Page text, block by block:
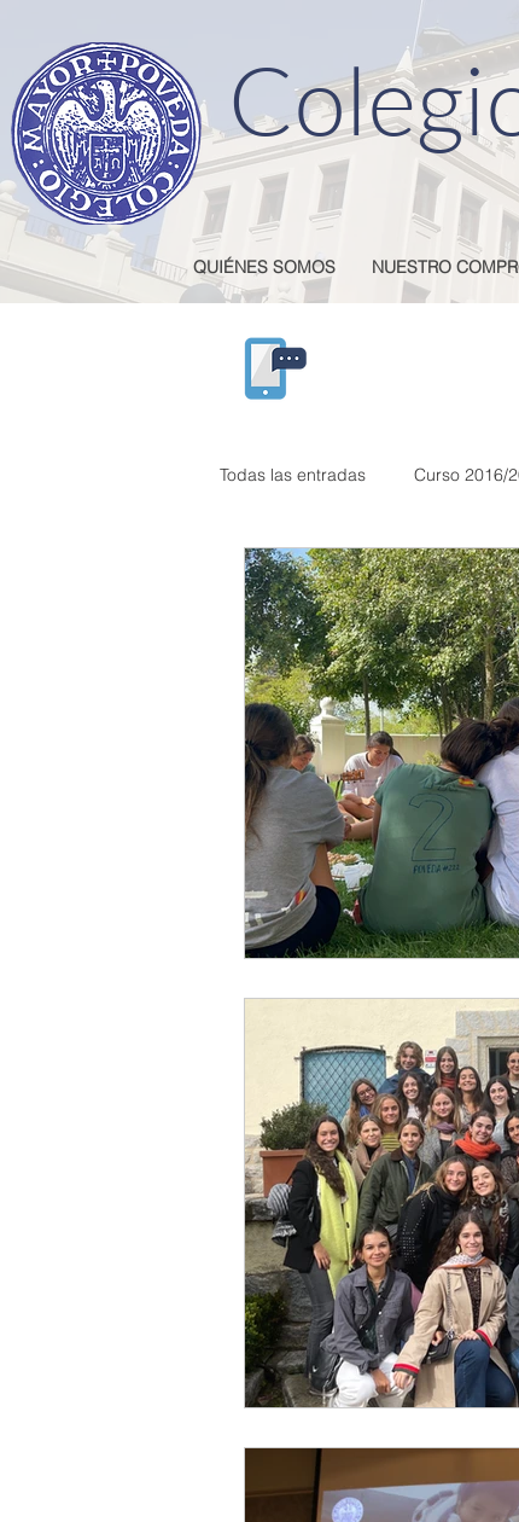
QUIÉNES SOMOS NUESTRO
Todas las entradas Curso 2016/
Curso 2022/23 Curso